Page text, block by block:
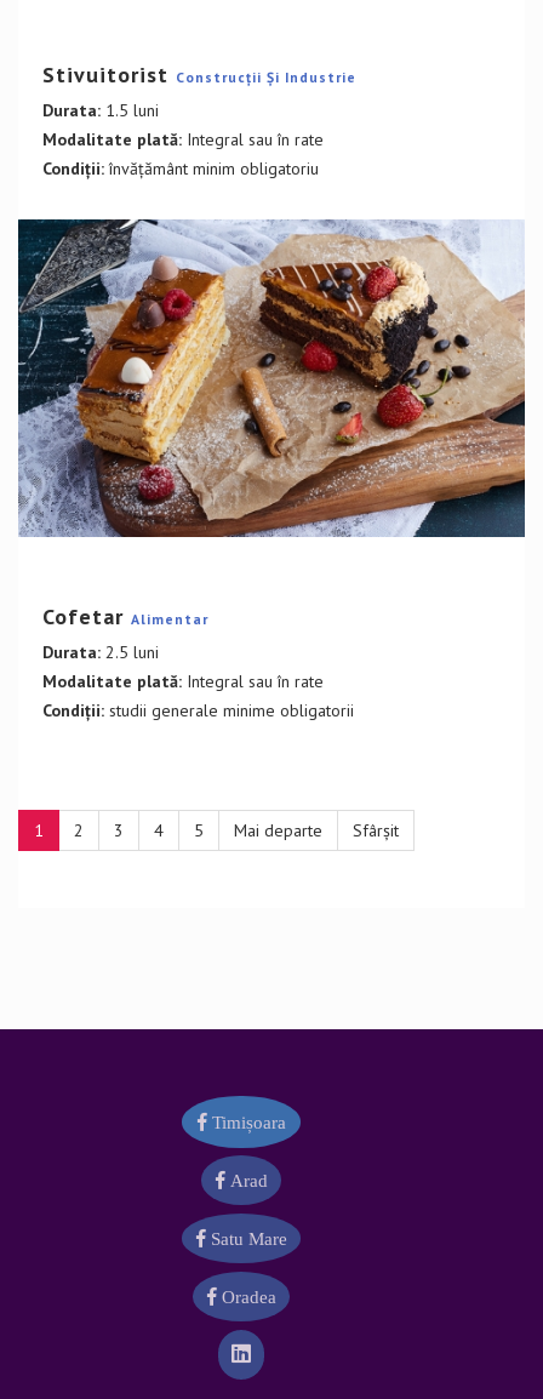
Stivuitorist Construcții Și Industrie
Durata: 1.5 luni
Modalitate plată: Integral sau în rate
Condiții:învățământ minim obligatoriu
Cofetar Alimentar
Durata: 2.5 luni
Modalitate plată: Integral sau în rate
Condiții: studii generale minime obligatorii
1 2 3 4 5 Mai departe Sfârșit
Timișoara
Arad
Satu Mare
Oradea